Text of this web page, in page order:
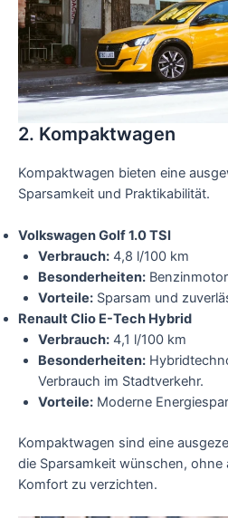
2. Kompaktwagen
Kompaktwagen bieten eine
Sparsamkeit und Praktikabilität.
Volkswagen Golf 1.0 TSI
Verbrauch:4,8 l/100 km
Besonderheiten:
Vorteile:Sparsam und
Renault Clio E-Tech Hybrid
Verbrauch:4,1 l/100 km
Besonderheiten:
Verbrauch im Stadtverkehr.
Vorteile:Moderne
Kompaktwagen sind eine
die Sparsamkeit wünschen, ohne
Komfort zu verzichten.